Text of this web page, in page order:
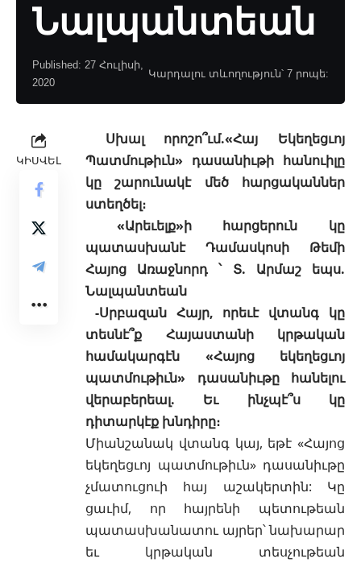
Նալպանտեան
Published: 27 Հուլիսի,
2020
Կարդալու տևողություն՝ 7 րոպե:
ԿԻՍՎԵԼ
Սխալ որոշո՞ւմ.«Հայ Եկեղեցւոյ
Պատմութիւն» դասանիւթի հանուիլը
կը շարունակէ մեծ հարցականներ
ստեղծել։
«Արեւելք»ի հարցերուն կը
պատասխանէ Դամասկոսի Թեմի
Հայոց Առաջնորդ ՝ Տ. Արմաշ եպս.
Նալպանտեան
-Սրբազան Հայր, որեւէ վտանգ կը
տեսնէ՞ք Հայաստանի կրթական
համակարգէն «Հայոց եկեղեցւոյ
պատմութիւն» դասանիւթը հանելու
վերաբերեալ. Եւ ինչպէ՞ս կը
դիտարկէք խնդիրը։
Միանշանակ վտանգ կայ, եթէ «Հայոց
եկեղեցւոյ պատմութիւն» դասանիւթը
չմատուցուի հայ աշակերտին: Կը
ցաւիմ, որ հայրենի պետութեան
պատասխանատու այրեր՝ նախարար
եւ կրթական տեսչութեան